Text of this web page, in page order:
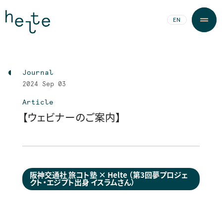
EN
Journal
2024 Sep 03
Article
【ウェビナーのご案内】
阪神交通社 旅コト塾 × Helte （第３回夢プロジェ
クト・エジプト出身 イスラムさん）